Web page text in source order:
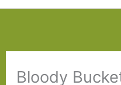
Bloody